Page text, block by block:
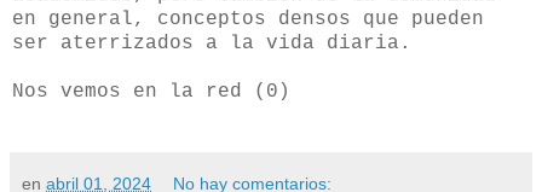
en general, conceptos densos que pueden
ser aterrizados a la vida diaria.
Nos vemos en la red (0)
en abril 01, 2024 No hay comentarios: